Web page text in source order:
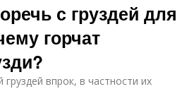
с груздей для
горчат
впрок, в частности их